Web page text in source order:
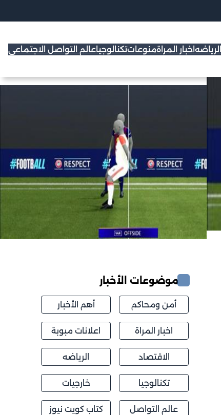
الرياضه اخبار المراةمنوعاتتكنالوجياعالم التواصل الاجتماعي
موضوعات الأخبار
أمن ومحاكم أهم الأخبار
اخبار المراة اعلانات مبوبة
الاقتصاد الرياضه
تكنالوجيا خارجيات
عالم التواصل
كتاب كويت نيوز